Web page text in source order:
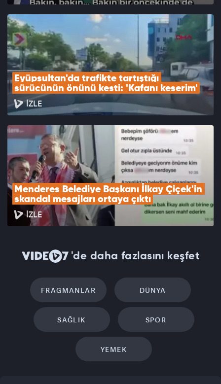
Eyüpsultan'da trafikte tartıştığı
sürücünün önünü kesti: 'Kafanı keserim'
İZLE
Menderes Belediye Başkanı İlkay Çiçek'in
skandal mesajları ortaya çıktı
İZLE
'de daha fazlasını keşfet
FRAGMANLAR DÜNYA
SAĞLIK SPOR
YEMEK